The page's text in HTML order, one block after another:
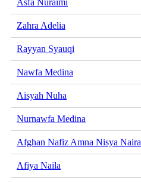
Asfa Nuraimi
Zahra Adelia
Rayyan Syauqi
Nawfa Medina
Aisyah Nuha
Nurnawfa Medina
Afghan Nafiz Amna Nisya Naira
Afiya Naila